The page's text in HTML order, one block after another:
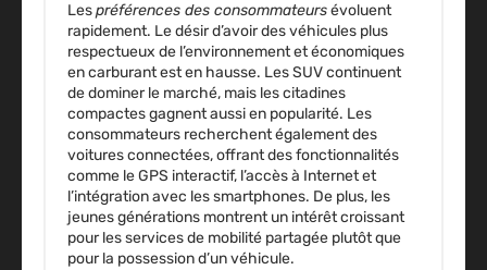
Lespréférences des consommateursévoluent
rapidement. Le désir d’avoir des véhicules plus
respectueux de l’environnement et économiques
en carburant est en hausse. Les SUV continuent
de dominer le marché, mais les citadines
compactes gagnent aussi en popularité. Les
consommateurs recherchent également des
voitures connectées, offrant des fonctionnalités
comme le GPS interactif, l’accès à Internet et
l’intégration avec les smartphones. De plus, les
jeunes générations montrent un intérêt croissant
pour les services de mobilité partagée plutôt que
pour la possession d’un véhicule.